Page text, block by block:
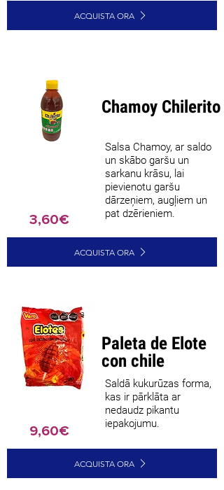
ACQUISTA ORA
3,60€
Chamoy Chilerito
Salsa Chamoy, ar saldo
un skābo garšu un
sarkanu krāsu, lai
pievienotu garšu
dārzeņiem, augļiem un
pat dzērieniem.
ACQUISTA ORA
9,60€
Paleta de Elote
con chile
Saldā kukurūzas forma,
kas ir pārklāta ar
nedaudz pikantu
iepakojumu.
ACQUISTA ORA